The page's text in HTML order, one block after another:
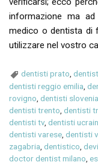
informazione ma
medico o dentista di
utilizzare nel vostro
dentisti prato ,
dentisti reggio emilia ,
rovigno ,dentisti slovenia
dentisti trento ,dentisti
dentisti tv,dentisti
dentisti varese ,dentisti
zagabria ,dentistico ,
doctor dentist milano ,